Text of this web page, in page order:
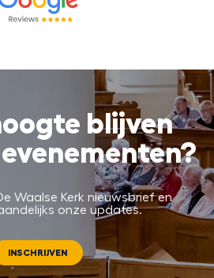
blijven
Waalse Kerk nieuwsbrief en
onze updates.
INSCHRIJVEN